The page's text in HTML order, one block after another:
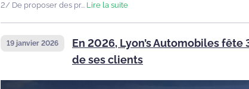
2/ De proposer des pr... Lire la suite
19 janvier 2026
En 2026, Lyon’s Automobiles
de ses clients